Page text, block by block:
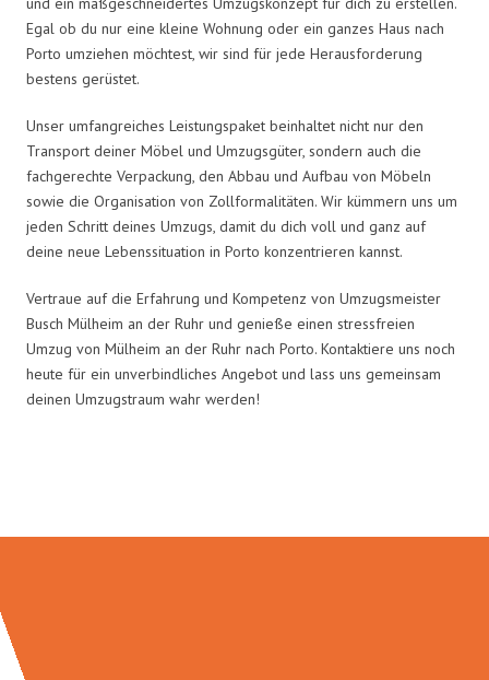
Egal ob du nur eine kleine Wohnung oder ein ganzes Haus nach
Porto umziehen möchtest, wir sind für jede Herausforderung
bestens gerüstet.
Unser umfangreiches Leistungspaket beinhaltet nicht nur den
Transport deiner Möbel und Umzugsgüter, sondern auch die
fachgerechte Verpackung, den Abbau und Aufbau von Möbeln
sowie die Organisation von Zollformalitäten. Wir kümmern uns um
jeden Schritt deines Umzugs, damit du dich voll und ganz auf
deine neue Lebenssituation in Porto konzentrieren kannst.
Vertraue auf die Erfahrung und Kompetenz von Umzugsmeister
Busch Mülheim an der Ruhr und genieße einen stressfreien
Umzug von Mülheim an der Ruhr nach Porto. Kontaktiere uns noch
heute für ein unverbindliches Angebot und lass uns gemeinsam
deinen Umzugstraum wahr werden!